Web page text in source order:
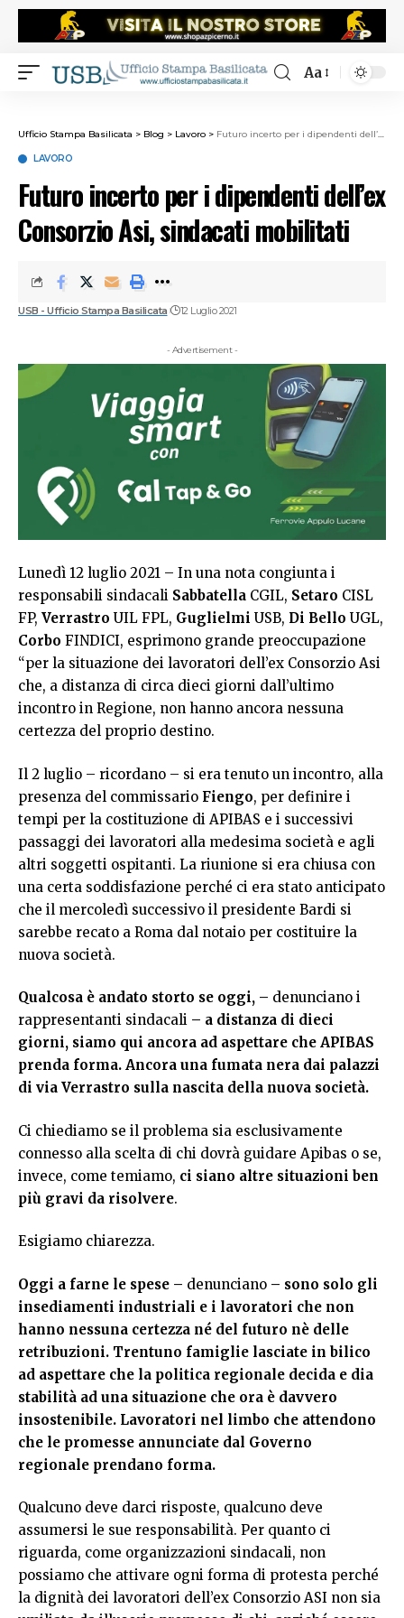
Aa
Ufficio Stampa Basilicata > Blog > Lavoro > Futuro incerto per i dipendenti dell’ex Consorzio Asi, sindacati mobilitati
LAVORO
Futuro incerto per i dipendenti dell’ex
Consorzio Asi, sindacati mobilitati
USB - Ufficio Stampa Basilicata 12 Luglio 2021
- Advertisement -
Lunedì 12 luglio 2021 – In una nota congiunta i
responsabili sindacali Sabbatella CGIL, Setaro CISL
FP, Verrastro UIL FPL, Guglielmi USB, Di Bello UGL,
Corbo FINDICI, esprimono grande preoccupazione
“per la situazione dei lavoratori dell’ex Consorzio Asi
che, a distanza di circa dieci giorni dall’ultimo
incontro in Regione, non hanno ancora nessuna
certezza del proprio destino.
Il 2 luglio – ricordano – si era tenuto un incontro, alla
presenza del commissario Fiengo, per definire i
tempi per la costituzione di APIBAS e i successivi
passaggi dei lavoratori alla medesima società e agli
altri soggetti ospitanti. La riunione si era chiusa con
una certa soddisfazione perché ci era stato anticipato
che il mercoledì successivo il presidente Bardi si
sarebbe recato a Roma dal notaio per costituire la
nuova società.
Qualcosa è andato storto se oggi, – denunciano i
rappresentanti sindacali – a distanza di dieci
giorni, siamo qui ancora ad aspettare che APIBAS
prenda forma. Ancora una fumata nera dai palazzi
di via Verrastro sulla nascita della nuova società.
Ci chiediamo se il problema sia esclusivamente
connesso alla scelta di chi dovrà guidare Apibas o se,
invece, come temiamo, ci siano altre situazioni ben
più gravi da risolvere.
Esigiamo chiarezza.
Oggi a farne le spese – denunciano – sono solo gli
insediamenti industriali e i lavoratori che non
hanno nessuna certezza né del futuro nè delle
retribuzioni. Trentuno famiglie lasciate in bilico
ad aspettare che la politica regionale decida e dia
stabilità ad una situazione che ora è davvero
insostenibile. Lavoratori nel limbo che attendono
che le promesse annunciate dal Governo
regionale prendano forma.
Qualcuno deve darci risposte, qualcuno deve
assumersi le sue responsabilità. Per quanto ci
riguarda, come organizzazioni sindacali, non
possiamo che attivare ogni forma di protesta perché
la dignità dei lavoratori dell’ex Consorzio ASI non sia